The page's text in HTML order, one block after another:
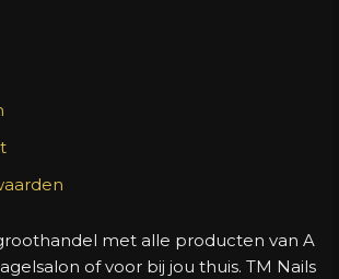
met alle producten van A
of voor bij jou thuis. TM Nails